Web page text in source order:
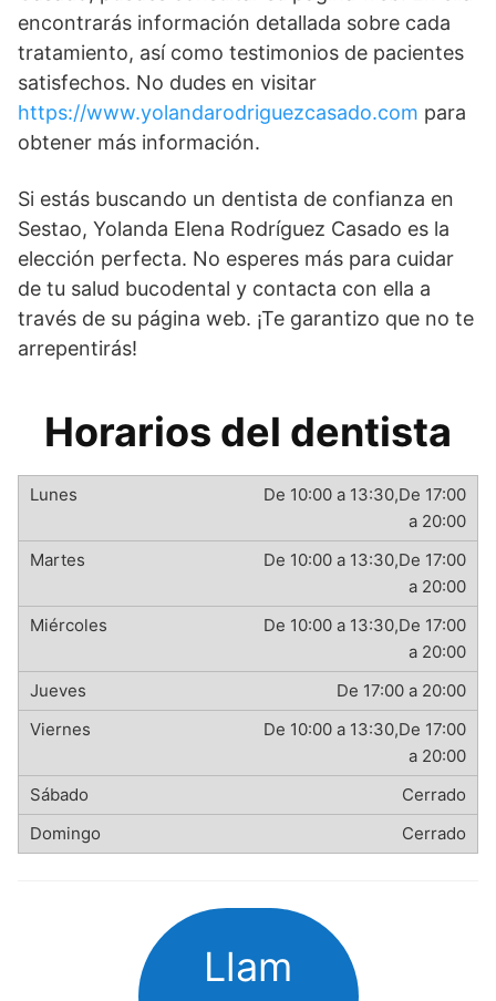
encontrarás información detallada sobre cada
tratamiento, así como testimonios de pacientes
satisfechos. No dudes en visitar
https://www.yolandarodriguezcasado.com para
obtener más información.
Si estás buscando un dentista de confianza en
Sestao, Yolanda Elena Rodríguez Casado es la
elección perfecta. No esperes más para cuidar
de tu salud bucodental y contacta con ella a
través de su página web. ¡Te garantizo que no te
arrepentirás!
Horarios del dentista
De 10:00 a 13:30,De 17:00
a 20:00
De 10:00 a 13:30,De 17:00
a 20:00
De 10:00 a 13:30,De 17:00
a 20:00
De 17:00 a 20:00
De 10:00 a 13:30,De 17:00
a 20:00
Cerrado
Cerrado
Llam